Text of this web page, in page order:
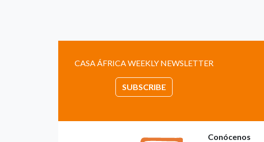
CASA ÁFRICA WEEKLY NEWSLETTER
SUBSCRIBE
Conócenos